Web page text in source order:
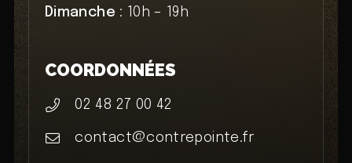
Dimanche : 10h – 19h
COORDONNÉES
02 48 27 00 42
contact@contrepointe.fr